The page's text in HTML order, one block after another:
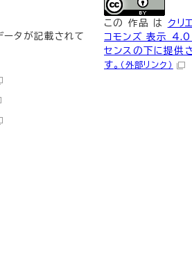
この 作品 は クリ
コモンズ 表示 4.0
センスの下に提供
す。 （外部リンク）
ータが記載されて